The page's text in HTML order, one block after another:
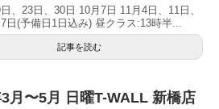
、23日、30日 10月7日 11月4日、11日、
(予備日1日込み) 昼クラス:13時半...
記事を読む
月〜5月 日曜T-WALL 新橋店